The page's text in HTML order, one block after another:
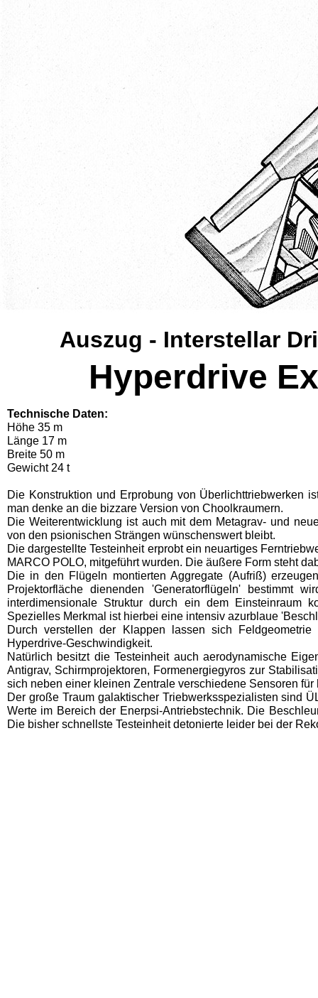
Auszug - Interstellar
Hyperdrive
Technische Daten:
Höhe 35 m
Länge 17 m
Breite 50 m
Gewicht 24 t
Die Konstruktion und Erprobung von Überlichttriebwerken
man denke an die bizzare Version von Choolkraumern.
Die Weiterentwicklung ist auch mit dem Metagrav- und
von den psionischen Strängen wünschenswert bleibt.
Die dargestellte Testeinheit erprobt ein neuartiges
MARCO POLO, mitgeführt wurden. Die äußere Form steht
Die in den Flügeln montierten Aggregate (Aufriß)
Projektorfläche dienenden 'Generatorflügeln'
interdimensionale Struktur durch ein dem Einsteinraum
Spezielles Merkmal ist hier­bei eine intensiv azurblaue
Durch verstellen der Klappen lassen sich
Hyperdrive-Geschwindigkeit.
Natürlich besitzt die Testeinheit auch aerodynamische
Antigrav, Schirmprojektoren, Formener­giegyros zur
sich neben einer kleinen Zentrale verschiedene Sensoren
Der große Traum galaktischer Triebwerksspezialisten sind
Werte im Bereich der Enerpsi-Antriebstechnik. Die
Die bisher schnellste Testeinheit detonierte leider bei der